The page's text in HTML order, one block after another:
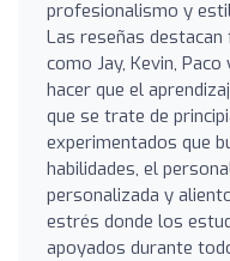
profesionalismo y
Las reseñas
como Jay, Kevin,
hacer que el
que se trate de
experimentados que
habilidades, el
personalizada y
estrés donde los
apoyados durante